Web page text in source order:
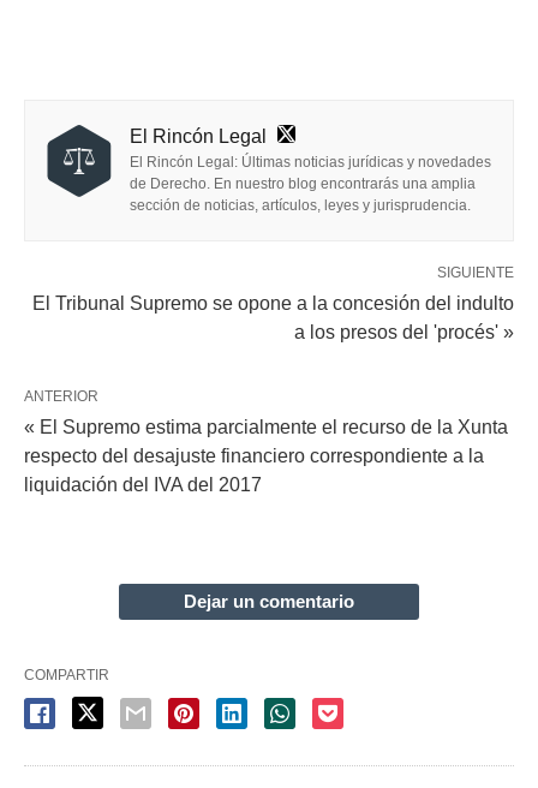
El Rincón Legal
El Rincón Legal: Últimas noticias jurídicas y novedades
de Derecho. En nuestro blog encontrarás una amplia
sección de noticias, artículos, leyes y jurisprudencia.
SIGUIENTE
El Tribunal Supremo se opone a la concesión del indulto
a los presos del 'procés' »
ANTERIOR
« El Supremo estima parcialmente el recurso de la Xunta
respecto del desajuste financiero correspondiente a la
liquidación del IVA del 2017
Dejar un comentario
COMPARTIR